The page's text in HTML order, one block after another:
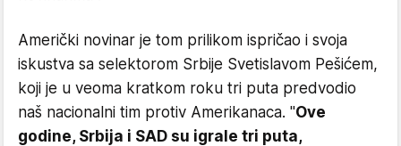
Američki novinar je tom prilikom ispričao i svoja
iskustva sa selektorom Srbije Svetislavom Pešićem,
koji je u veoma kratkom roku tri puta predvodio
naš nacionalni tim protiv Amerikanaca. "Ove
godine, Srbija i SAD su igrale tri puta,